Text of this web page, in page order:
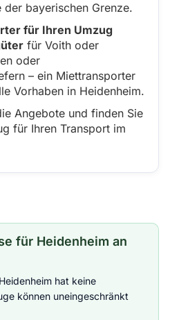
der bayerischen Grenze.
für Ihren Umzug
für Voith oder
oder
– ein Miettransporter
Vorhaben in Heidenheim.
Angebote und finden Sie
für Ihren Transport im
für Heidenheim an
Heidenheim hat keine
können uneingeschränkt